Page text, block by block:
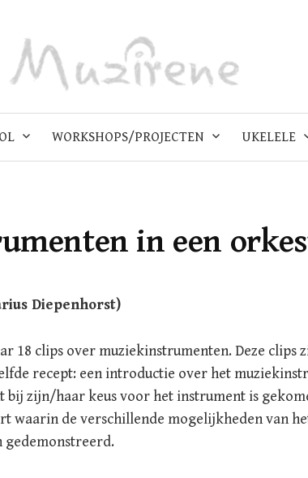
WORKSHOPS/PROJECTEN UKELELE
in een
Diepenhorst)
18 clips over muziekinstrumenten. Deze clips
recept: een introductie over het
bij zijn/haar keus voor het instrument is
waarin de verschillende mogelijkheden van
gedemonstreerd.